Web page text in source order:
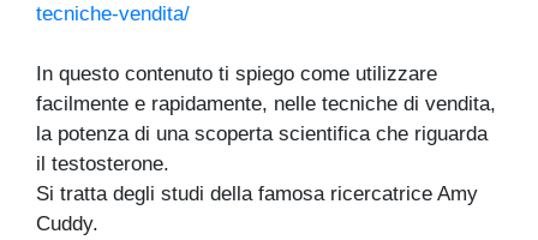
tecniche-vendita/
In questo contenuto ti spiego come utilizzare
facilmente e rapidamente, nelle tecniche di vendita,
la potenza di una scoperta scientifica che riguarda
il testosterone.
Si tratta degli studi della famosa ricercatrice Amy
Cuddy.